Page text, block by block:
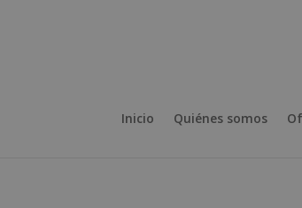
Inicio Quiénes somos